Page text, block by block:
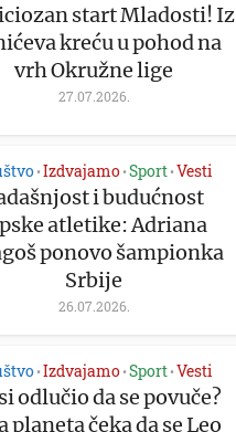
start Mladosti! Iz
kreću u pohod na
vrh Okružne lige
27.07.2026.
•Izdvajamo •Sport •Vesti
i budućnost
atletike: Adriana
ponovo šampionka
Srbije
26.07.2026.
•Izdvajamo •Sport •Vesti
odlučio da se povuče?
planeta čeka da se Leo